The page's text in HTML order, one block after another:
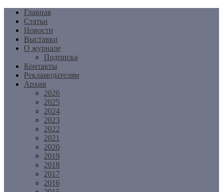
Перейти
содержимому
Главная
Статьи
Новости
Выставки
О журнале
Подписка
Контакты
Рекламодателям
Архив
2026
2025
2024
2023
2022
2021
2020
2019
2018
2017
2016